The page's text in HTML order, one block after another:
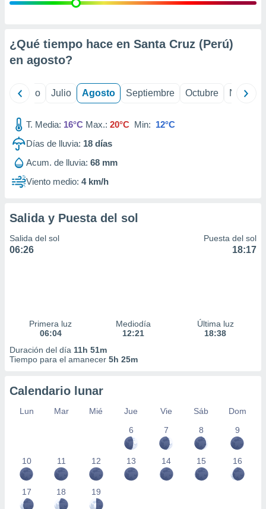
e
mediante
de
1199
¿Qué tiempo hace en Santa Cruz (Perú)
en agosto?
Junio Julio Agosto Septiembre Octubre
T. Media: 16°C Max.: 20°C Min: 12°C
Días de lluvia: 18 días
Acum. de lluvia: 68 mm
Viento medio: 4 km/h
Salida y Puesta del sol
Salida del sol
06:26
Puesta del sol
18:17
Primera luz
06:04
Mediodía
12:21
Última luz
18:38
Duración del día 11h 51m
Tiempo para el amanecer 5h 25m
Calendario lunar
Lun Mar Mié Jue Vie Sáb
Dom
6
7 8 9
10 11 12 13 14 15 16
17 18 19